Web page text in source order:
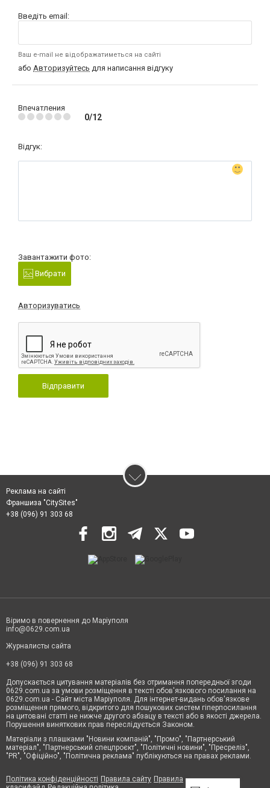
Введіть email:
Ваш e-mail не відображатиметься на сайті
або Авторизуйтесь для написання відгуку
Впечатления
0/12
Відгук:
Завантажити фото:
Вибрати
Авторизуватись
Відправити
Реклама на сайті
Франшиза "CitySites"
+38 (096) 91 303 68
Віримо в повернення до Маріуполя
info@0629.com.ua
Журналисты сайта
+38 (096) 91 303 68
Допускається цитування матеріалів без отримання попередньої згоди
0629.com.ua за умови розміщення в тексті обов'язкового посилання на
0629.com.ua - Сайт міста Маріуполя. Для інтернет-видань обов'язкове
розміщення прямого, відкритого для пошукових систем гіперпосилання
на цитовані статті не нижче другого абзацу в тексті або в якості джерела.
Порушення виняткових прав переслідується Законом.
Матеріали з плашками "Новини компаній", "Промо", "Партнерський
матеріал", "Партнерський спецпроєкт", "Політичні новини", "Пресреліз",
"PR", "Офіційно", "Політична реклама" публікуються на правах реклами.
Політика конфіденційності Правила сайту Правила